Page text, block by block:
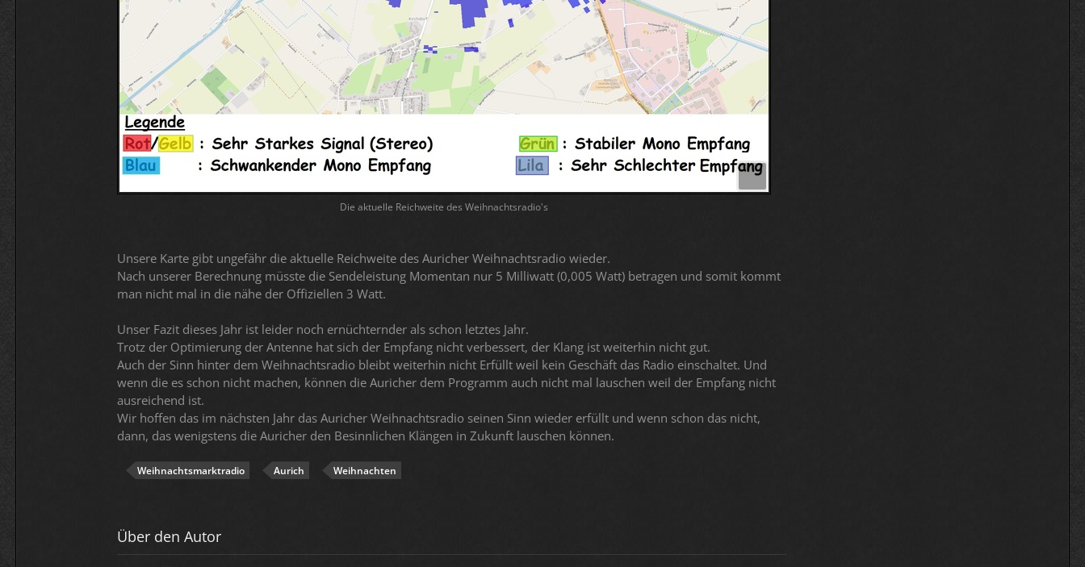
Die aktuelle Reichweite des Weihnachtsradio's
Unsere Karte gibt ungefähr die aktuelle Reichweite des Auricher Weihnachtsradio wieder.
Nach unserer Berechnung müsste die Sendeleistung Momentan nur 5 Milliwatt (0,005 Watt) betragen und somit kommt
man nicht mal in die nähe der Offiziellen 3 Watt.
Unser Fazit dieses Jahr ist leider noch ernüchternder als schon letztes Jahr.
Trotz der Optimierung der Antenne hat sich der Empfang nicht verbessert, der Klang ist weiterhin nicht gut.
Auch der Sinn hinter dem Weihnachtsradio bleibt weiterhin nicht Erfüllt weil kein Geschäft das Radio einschaltet. Und
wenn die es schon nicht machen, können die Auricher dem Programm auch nicht mal lauschen weil der Empfang nicht
ausreichend ist.
Wir hoffen das im nächsten Jahr das Auricher Weihnachtsradio seinen Sinn wieder erfüllt und wenn schon das nicht,
dann, das wenigstens die Auricher den Besinnlichen Klängen in Zukunft lauschen können.
Weihnachtsmarktradio Aurich Weihnachten
Über den Autor